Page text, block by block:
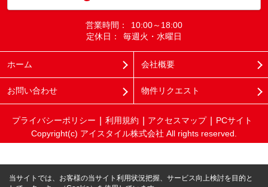
営業時間：
10:00～18:00
定休日：
毎週火・水曜日
ホーム 会社概要
お問い合わせ 物件リクエスト
プライバシーポリシー 利用規約 アクセスマップ
PCサイト
Copyright(c) アイスタイル株式会社 All rights reserved.
当サイトでは、お客様の当サイト利用状況把握、サービス向上検討を目的と